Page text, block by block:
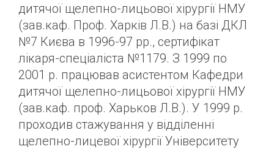
дитячої щелепно-лицьової хірургії НМУ
(зав.каф. Проф. Харків Л.В.) на базі ДКЛ
№7 Києва в 1996-97 рр., сертифікат
лікаря-спеціаліста №1179. З 1999 по
2001 р. працював асистентом Кафедри
дитячої щелепно-лицьової хірургії НМУ
(зав.каф. проф. Харьков Л.В.). У 1999 р.
проходив стажування у відділенні
щелепно-лицевої хірургії Університету